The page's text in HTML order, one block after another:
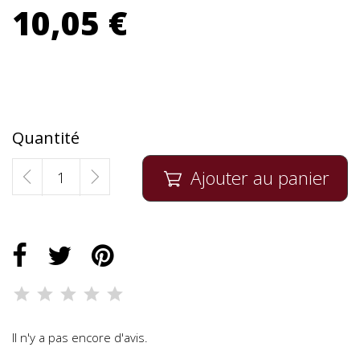
10,05 €
Quantité
 Ajouter au panier
Il n'y a pas encore d'avis.